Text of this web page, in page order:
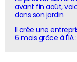
avant fin août,
dans son jardin
Il crée une
6 mois grâce à l'IA